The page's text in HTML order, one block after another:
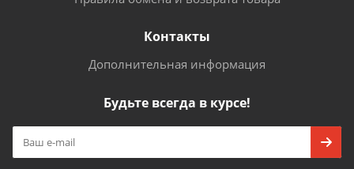
Контакты
Дополнительная информация
Будьте всегда в курсе!